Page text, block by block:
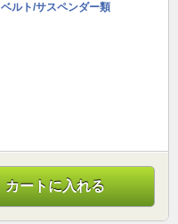
ベルト/サスペンダー類
カートに入れる